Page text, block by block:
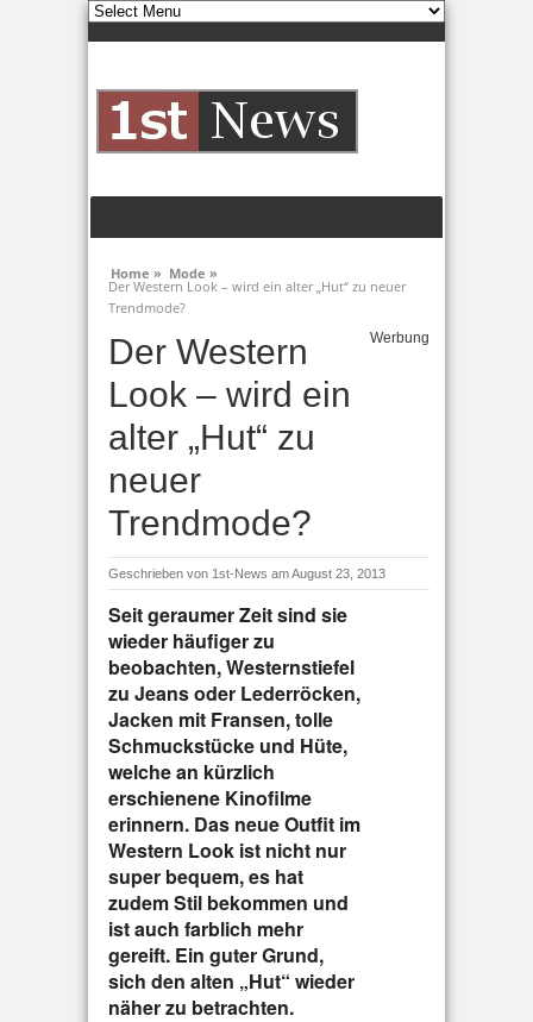
Home » Mode »
Der Western Look – wird ein alter „Hut“ zu neuer
Trendmode?
Der Western
Look – wird ein
alter „Hut“ zu
neuer
Trendmode?
Werbung
Geschrieben von 1st-News am August 23, 2013
Seit geraumer Zeit sind sie
wieder häufiger zu
beobachten, Westernstiefel
zu Jeans oder Lederröcken,
Jacken mit Fransen, tolle
Schmuckstücke und Hüte,
welche an kürzlich
erschienene Kinofilme
erinnern. Das neue Outfit im
Western Look ist nicht nur
super bequem, es hat
zudem Stil bekommen und
ist auch farblich mehr
gereift. Ein guter Grund,
sich den alten „Hut“ wieder
näher zu betrachten.